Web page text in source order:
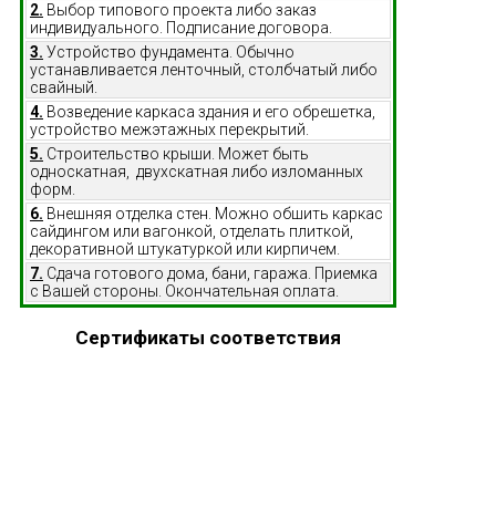
2. Выбор типового проекта либо заказ
индивидуального. Подписание договора.
3. Устройство фундамента. Обычно
устанавливается ленточный, столбчатый либо
свайный.
4. Возведение каркаса здания и его обрешетка,
устройство межэтажных перекрытий.
5. Строительство крыши. Может быть
односкатная, двухскатная либо изломанных
форм.
6. Внешняя отделка стен. Можно обшить каркас
сайдингом или вагонкой, отделать плиткой,
декоративной штукатуркой или кирпичем.
7. Сдача готового дома, бани, гаража. Приемка
с Вашей стороны. Окончательная оплата.
Сертификаты соответствия